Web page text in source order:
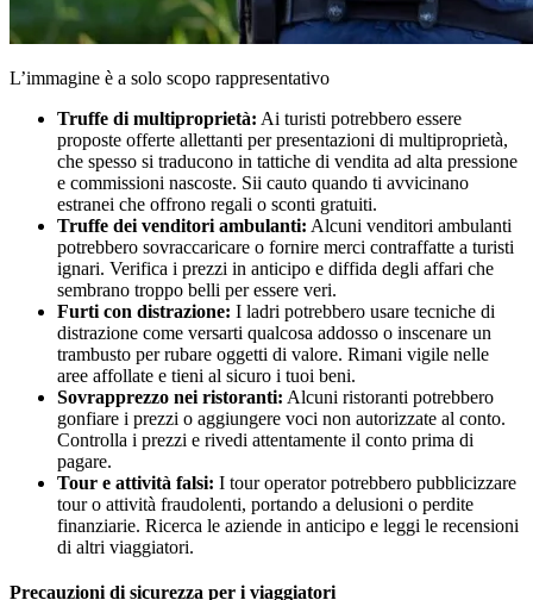
L’immagine è a solo scopo rappresentativo
Truffe di multiproprietà: Ai turisti potrebbero essere
proposte offerte allettanti per presentazioni di multiproprietà,
che spesso si traducono in tattiche di vendita ad alta pressione
e commissioni nascoste. Sii cauto quando ti avvicinano
estranei che offrono regali o sconti gratuiti.
Truffe dei venditori ambulanti: Alcuni venditori ambulanti
potrebbero sovraccaricare o fornire merci contraffatte a turisti
ignari. Verifica i prezzi in anticipo e diffida degli affari che
sembrano troppo belli per essere veri.
Furti con distrazione: I ladri potrebbero usare tecniche di
distrazione come versarti qualcosa addosso o inscenare un
trambusto per rubare oggetti di valore. Rimani vigile nelle
aree affollate e tieni al sicuro i tuoi beni.
Sovrapprezzo nei ristoranti: Alcuni ristoranti potrebbero
gonfiare i prezzi o aggiungere voci non autorizzate al conto.
Controlla i prezzi e rivedi attentamente il conto prima di
pagare.
Tour e attività falsi: I tour operator potrebbero pubblicizzare
tour o attività fraudolenti, portando a delusioni o perdite
finanziarie. Ricerca le aziende in anticipo e leggi le recensioni
di altri viaggiatori.
Precauzioni di sicurezza per i viaggiatori